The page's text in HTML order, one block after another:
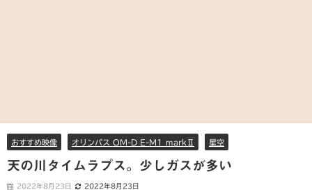
おすすめ映像 オリンパス OM-D E-M1 markⅡ 星空
天の川タイムラプス。少しガスが多い
2022年8月23日 2022年8月23日